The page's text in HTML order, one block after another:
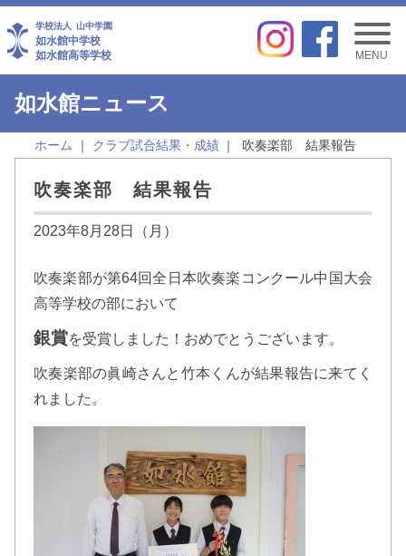
学校法人 山中学園
如水館中学校
如水館高等学校
MENU
如水館ニュース
ホーム クラブ試合結果・成績 吹奏楽部 結果報告
吹奏楽部 結果報告
2023年8月28日（月）
吹奏楽部が第64回全日本吹奏楽コンクール中国大会
高等学校の部において
銀賞を受賞しました！おめでとうございます。
吹奏楽部の眞崎さんと竹本くんが結果報告に来てく
れました。